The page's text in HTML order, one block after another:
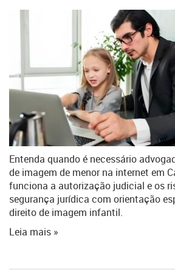
Entenda quando é necessário
de imagem de menor na internet em
funciona a autorização judicial e os
segurança jurídica com orientação
direito de imagem infantil.
Leia mais »